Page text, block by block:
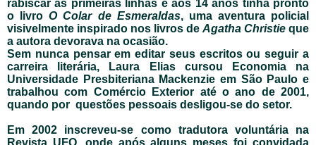
rabiscar as primeiras linhas e aos 14 anos tinha pronto
o livroO Colar de Esmeraldas, uma aventura policial
visivelmente inspirado nos livros de Agatha Christie que
a autora devorava na ocasião.
Sem nunca pensar em editar seus escritos ou seguir a
carreira literária, Laura Elias cursou Economia na
Universidade Presbiteriana Mackenzie em São Paulo e
trabalhou com Comércio Exterior até o ano de 2001,
quando por questões pessoais desligou-se do setor.
Em 2002 inscreveu-se como tradutora voluntária na
Revista UFO, onde após alguns meses foi convidada